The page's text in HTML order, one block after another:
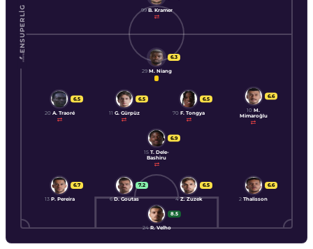
ENSUPERLIG 99 B. Kramer
8.5
24 R. Velho
6.7
13 P. Pereira
7.2
6 D. Goutas
6.5
4 Z. Zuzek
6.6
2 Thalisson
6.9
15 T. Dele-
Bashiru
6.5
20 A. Traoré
6.5
11 G. Gürpüz
6.5
70 F. Tongya
6.6
10 M.
Mimaroğlu
6.3
29 M. Niang